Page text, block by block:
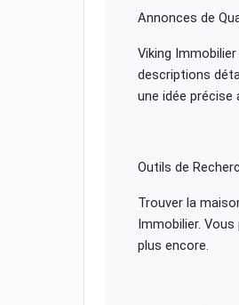
Annonces de
Viking
descriptions
une idée précise
Outils de
Trouver la
Immobilier.
plus encore.